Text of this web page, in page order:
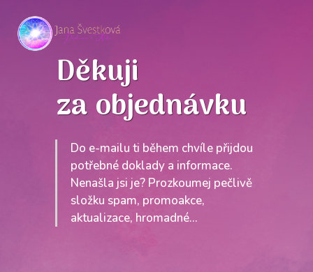
Děkuji
za objednávku
Do e-mailu ti během chvíle přijdou
potřebné doklady a informace.
Nenašla jsi je? Prozkoumej pečlivě
složku spam, promoakce,
aktualizace, hromadné...